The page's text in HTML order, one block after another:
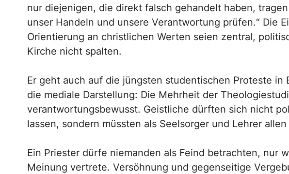
nur diejenigen, die direkt falsch gehandelt haben,
unser Handeln und unsere Verantwortung prüfen.“ Die
Orientierung an christlichen Werten seien zentral,
Kirche nicht spalten.
Er geht auch auf die jüngsten studentischen Proteste in
die mediale Darstellung: Die Mehrheit der
verantwortungsbewusst. Geistliche dürften sich nicht
lassen, sondern müssten als Seelsorger und Lehrer
Ein Priester dürfe niemanden als Feind betrachten, nur
Meinung vertrete. Versöhnung und gegenseitige